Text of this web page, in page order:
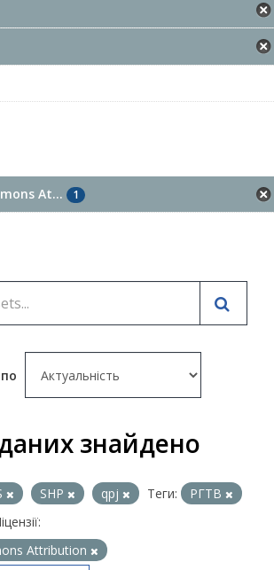
At... 1
знайдено
SHP qpj Теги:
РГТВ
Attribution